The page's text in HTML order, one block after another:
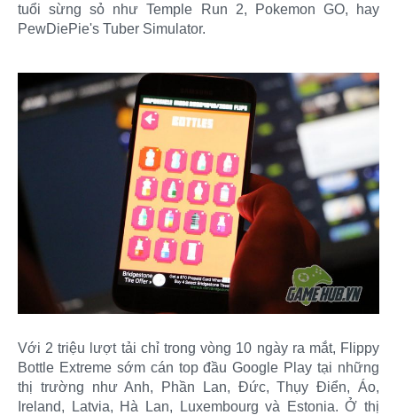
tuổi sừng sỏ như Temple Run 2, Pokemon GO, hay
PewDiePie's Tuber Simulator.
Với 2 triệu lượt tải chỉ trong vòng 10 ngày ra mắt, Flippy
Bottle Extreme sớm cán top đầu Google Play tại những
thị trường như Anh, Phần Lan, Đức, Thụy Điển, Áo,
Ireland, Latvia, Hà Lan, Luxembourg và Estonia. Ở thị